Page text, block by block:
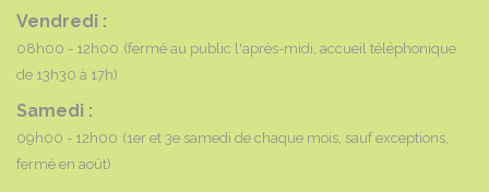
Vendredi :
08h00 - 12h00 (fermé au public l'après-midi, accueil téléphonique
de 13h30 à 17h)
Samedi :
09h00 - 12h00 (1er et 3e samedi de chaque mois, sauf exceptions,
fermé en août)